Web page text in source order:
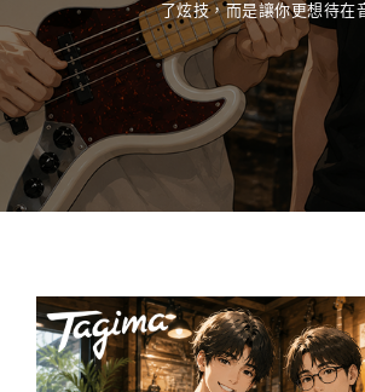
了炫技，而是讓你更想待在